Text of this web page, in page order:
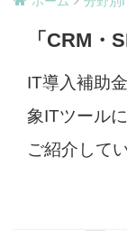
「CRM・
IT導入補助
象ITツール
ご紹介して